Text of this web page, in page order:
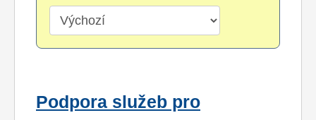
Podpora služeb pro